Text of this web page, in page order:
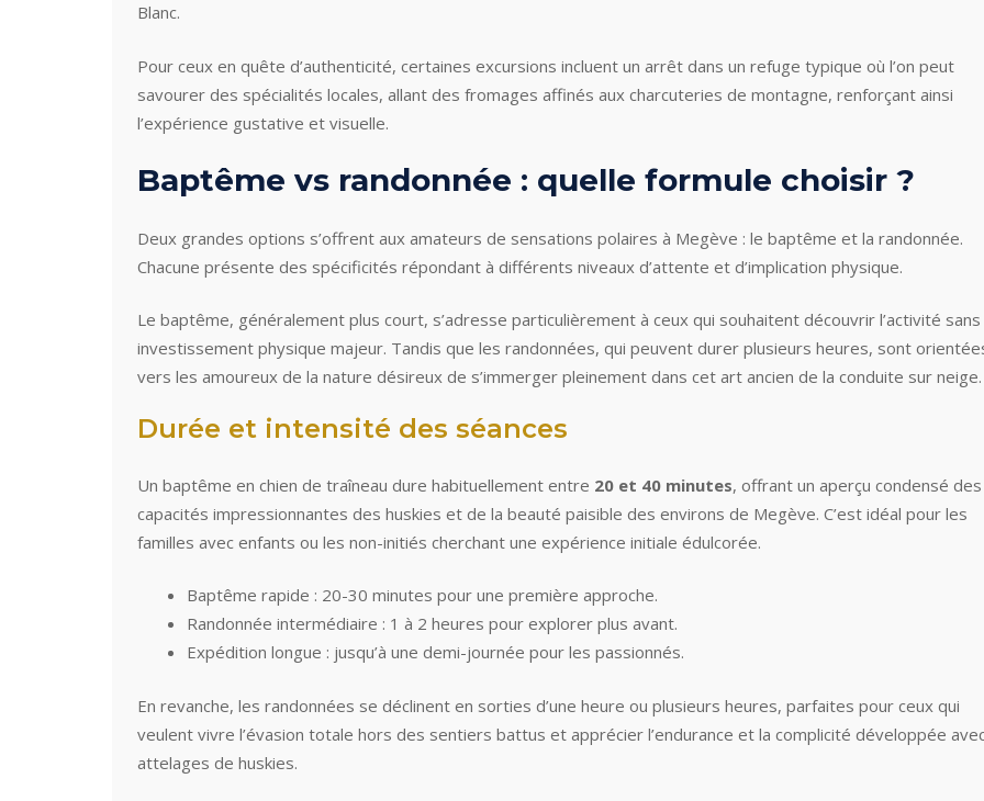
Blanc.
Pour ceux en quête d’authenticité, certaines excursions incluent un arrêt dans un refuge typique où l’on peut
savourer des spécialités locales, allant des fromages affinés aux charcuteries de montagne, renforçant ainsi
l’expérience gustative et visuelle.
Baptême vs randonnée : quelle formule choisir ?
Deux grandes options s’offrent aux amateurs de sensations polaires à Megève : le baptême et la randonnée.
Chacune présente des spécificités répondant à différents niveaux d’attente et d’implication physique.
Le baptême, généralement plus court, s’adresse particulièrement à ceux qui souhaitent découvrir l’activité sans
investissement physique majeur. Tandis que les randonnées, qui peuvent durer plusieurs heures, sont
vers les amoureux de la nature désireux de s’immerger pleinement dans cet art ancien de la conduite sur neige.
Durée et intensité des séances
Un baptême en chien de traîneau dure habituellement entre 20 et 40 minutes, offrant un aperçu condensé des
capacités impressionnantes des huskies et de la beauté paisible des environs de Megève. C’est idéal pour les
familles avec enfants ou les non-initiés cherchant une expérience initiale édulcorée.
Baptême rapide : 20-30 minutes pour une première approche.
Randonnée intermédiaire : 1 à 2 heures pour explorer plus avant.
Expédition longue : jusqu’à une demi-journée pour les passionnés.
En revanche, les randonnées se déclinent en sorties d’une heure ou plusieurs heures, parfaites pour ceux qui
veulent vivre l’évasion totale hors des sentiers battus et apprécier l’endurance et la complicité développée
attelages de huskies.